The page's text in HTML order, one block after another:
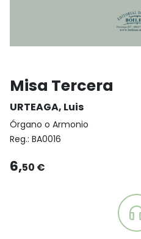
Misa Tercera
URTEAGA, Luis
Órgano o Armonio
Reg.: BA0016
6,50 €